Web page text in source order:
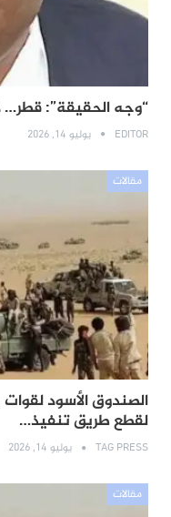
“وجه الحقيقة”: قطر…
EDITOR يوليو 14, 2026
مقالات
الصندوق الأسود
لقطع طريق تنفيذ…
TAG PRESS يوليو 14, 2026
مقالات